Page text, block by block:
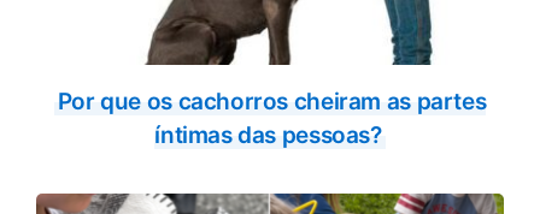
Por que os cachorros cheiram as partes
íntimas das pessoas?